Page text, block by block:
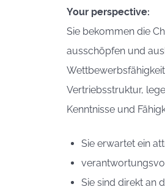
Your perspective:
Sie bekommen die
ausschöpfen und
Vertriebsstruktur,
Kenntnisse und
Sie erwartet ein
Sie sind direkt an